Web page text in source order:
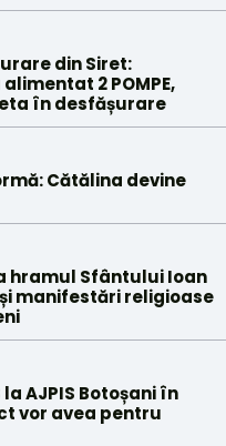
din Siret:
2 POMPE,
în desfășurare
Cătălina devine
hramul Sfântului Ioan
manifestări religioase
AJPIS Botoșani în
vor avea pentru